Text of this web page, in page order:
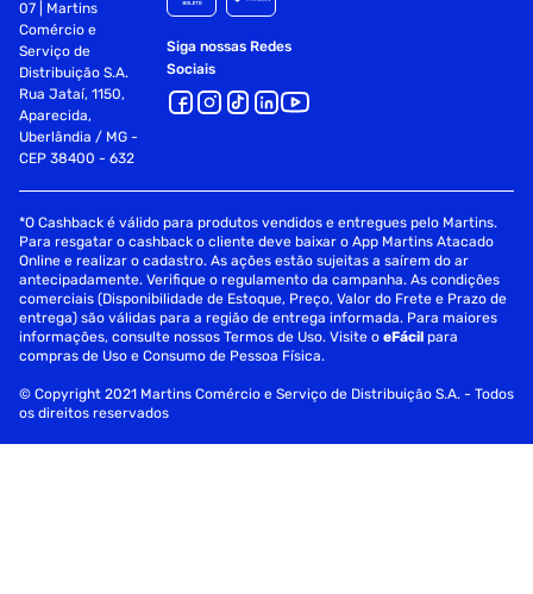
07 | Martins
Comércio e
Serviço de
Distribuição S.A.
Rua Jataí, 1150,
Aparecida,
Uberlândia / MG -
CEP 38400 - 632
Siga nossas Redes
Sociais
*O Cashback é válido para produtos vendidos e entregues pelo Martins.
Para resgatar o cashback o cliente deve baixar o App Martins Atacado
Online e realizar o cadastro. As ações estão sujeitas a saírem do ar
antecipadamente. Verifique o regulamento da campanha. As condições
comerciais (Disponibilidade de Estoque, Preço, Valor do Frete e Prazo de
entrega) são válidas para a região de entrega informada. Para maiores
informações, consulte nossos Termos de Uso. Visite oeFácil para
compras de Uso e Consumo de Pessoa Física.
© Copyright 2021 Martins Comércio e Serviço de Distribuição S.A. - Todos
os direitos reservados